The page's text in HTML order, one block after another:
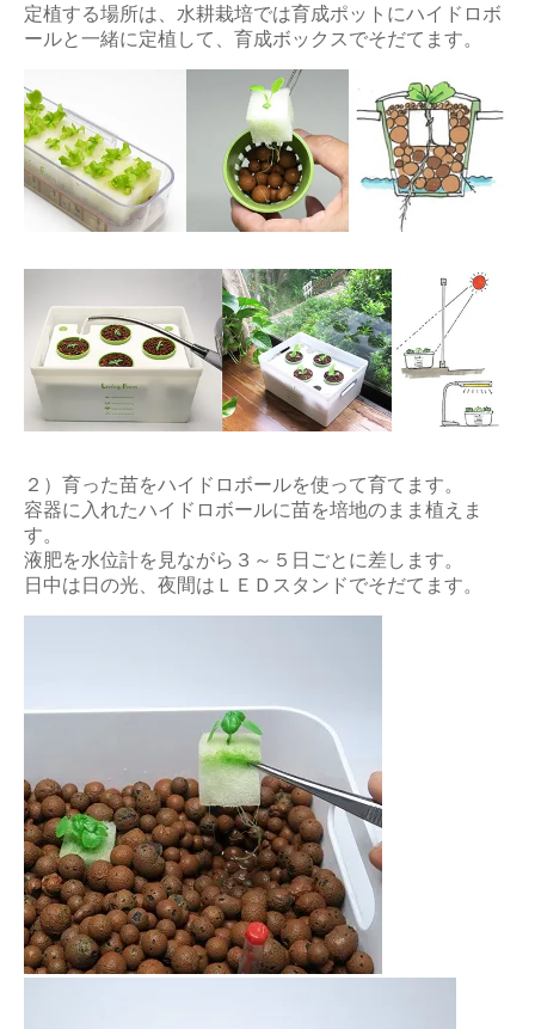
定植する場所は、水耕栽培では育成ポットにハイドロボ
ールと一緒に定植して、育成ボックスでそだてます。
２）育った苗をハイドロボールを使って育てます。
容器に入れたハイドロボールに苗を培地のまま植えま
す。
液肥を水位計を見ながら３～５日ごとに差します。
日中は日の光、夜間はＬＥＤスタンドでそだてます。